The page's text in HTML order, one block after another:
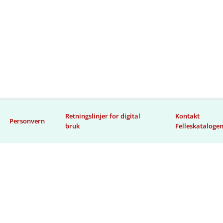
Personvern
Retningslinjer for digital
bruk
Kontakt
Felleskatalogen